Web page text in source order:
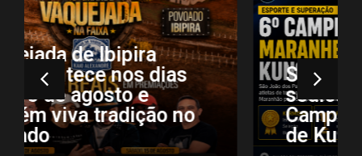
São João dos Patos
sediou a 6ª edição do
Campeonato Maranhense
de Kung Fu e Wushu